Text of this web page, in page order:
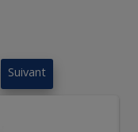
Suivant